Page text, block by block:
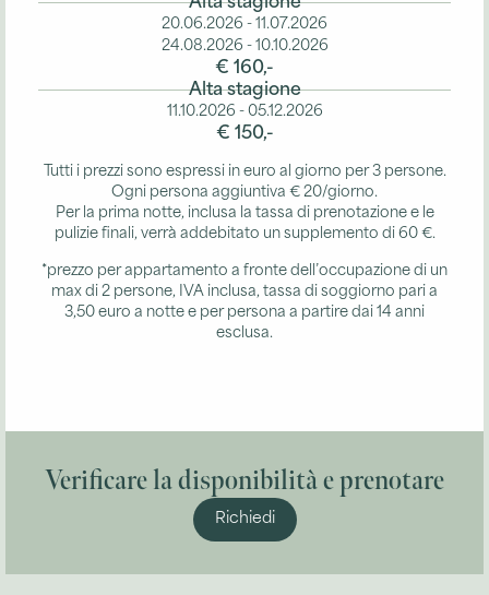
Uso dell'area benessere in inverno
La nostra sala fitness (su prenotazione)
Le nostre mountain bike (su prenotazione)
Prenotazione dell'area benessere
Per motivi organizzativi, questi servizi aggiuntivi
devono essere prenotati o annunciati per tempo.
20.06.2026 - 11.07.2026
24.08.2026 - 10.10.2026
€ 160,-
Alta stagione
11.10.2026 - 05.12.2026
€ 150,-
Tutti i prezzi sono espressi in euro al giorno per 3 persone.
Ogni persona aggiuntiva € 20/giorno.
Per la prima notte, inclusa la tassa di prenotazione e le
pulizie finali, verrà addebitato un supplemento di 60 €.
*prezzo per appartamento a fronte dell’occupazione di un
max di 2 persone, IVA inclusa, tassa di soggiorno pari a
3,50 euro a notte e per persona a partire dai 14 anni
esclusa.
Verificare la disponibilità e prenotare
Richiedi
Afrika
48 m² 2-4 Persone
Dettagli
Beethoven
Dettagli
Sahara
52 m² 2 Persone
Dettagli
Ozean
34 m² 2 Persone
Dettagli
Tundra
48 m² 2 Persone
Steppe
51 m² 2-4 Persone